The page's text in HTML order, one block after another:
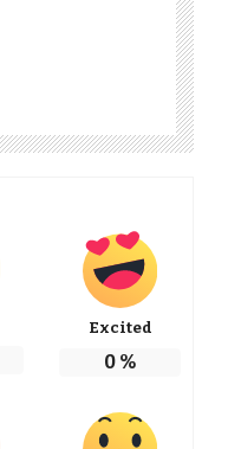
Excited
0 %